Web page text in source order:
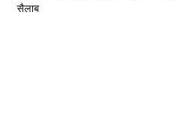
सैलाब